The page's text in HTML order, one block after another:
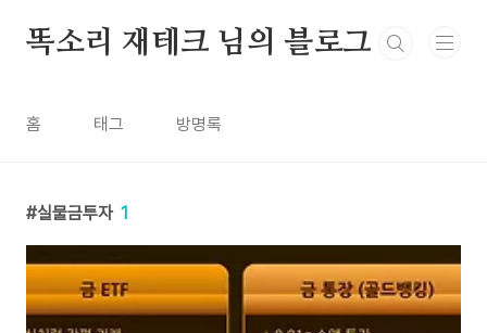
똑소리 재테크 님의 블로그
홈 태그 방명록
실물금투자 1